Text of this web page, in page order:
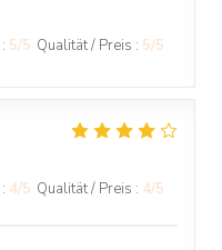
: 5/5 Qualität / Preis : 5/5
: 4/5 Qualität / Preis : 4/5